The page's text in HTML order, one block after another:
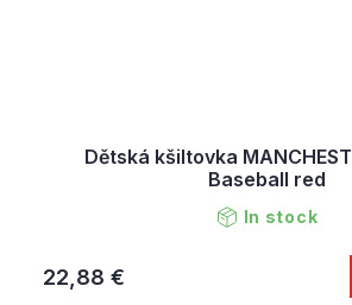
Dětská kšiltovka
Baseball red
In stock
22,88 €